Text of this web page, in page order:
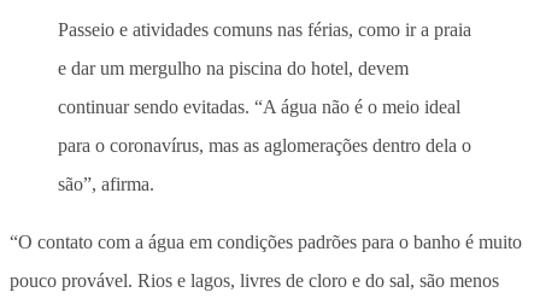
Passeio e atividades comuns nas férias, como ir a praia
e dar um mergulho na piscina do hotel, devem
continuar sendo evitadas. “A água não é o meio ideal
para o coronavírus, mas as aglomerações dentro dela o
são”, afirma.
“O contato com a água em condições padrões para o banho é muito
pouco provável. Rios e lagos, livres de cloro e do sal, são menos